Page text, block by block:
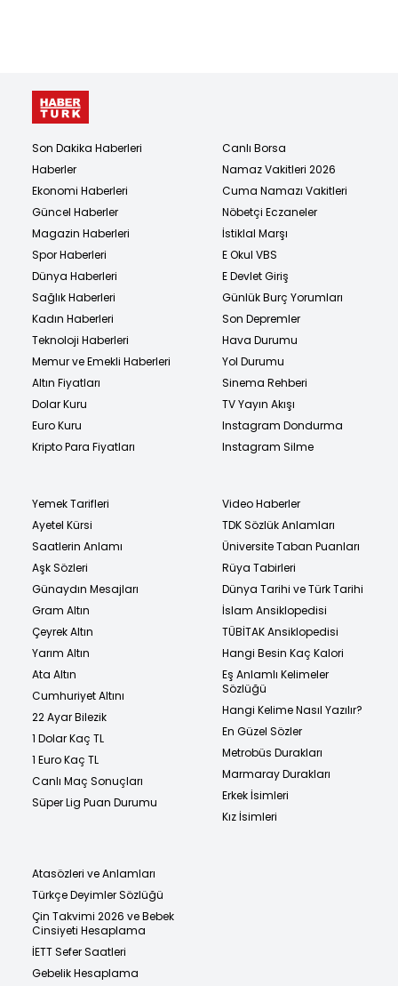
Son Dakika Haberleri
Haberler
Ekonomi Haberleri
Güncel Haberler
Magazin Haberleri
Spor Haberleri
Dünya Haberleri
Sağlık Haberleri
Kadın Haberleri
Teknoloji Haberleri
Memur ve Emekli Haberleri
Altın Fiyatları
Dolar Kuru
Euro Kuru
Kripto Para Fiyatları
Canlı Borsa
Namaz Vakitleri 2026
Cuma Namazı Vakitleri
Nöbetçi Eczaneler
İstiklal Marşı
E Okul VBS
E Devlet Giriş
Günlük Burç Yorumları
Son Depremler
Hava Durumu
Yol Durumu
Sinema Rehberi
TV Yayın Akışı
Instagram Dondurma
Instagram Silme
Yemek Tarifleri
Ayetel Kürsi
Saatlerin Anlamı
Aşk Sözleri
Günaydın Mesajları
Gram Altın
Çeyrek Altın
Yarım Altın
Ata Altın
Cumhuriyet Altını
22 Ayar Bilezik
1 Dolar Kaç TL
1 Euro Kaç TL
Canlı Maç Sonuçları
Süper Lig Puan Durumu
Video Haberler
TDK Sözlük Anlamları
Üniversite Taban Puanları
Rüya Tabirleri
Dünya Tarihi ve Türk Tarihi
İslam Ansiklopedisi
TÜBİTAK Ansiklopedisi
Hangi Besin Kaç Kalori
Eş Anlamlı Kelimeler
Sözlüğü
Hangi Kelime Nasıl Yazılır?
En Güzel Sözler
Metrobüs Durakları
Marmaray Durakları
Erkek İsimleri
Kız İsimleri
Atasözleri ve Anlamları
Türkçe Deyimler Sözlüğü
Çin Takvimi 2026 ve Bebek
Cinsiyeti Hesaplama
İETT Sefer Saatleri
Gebelik Hesaplama